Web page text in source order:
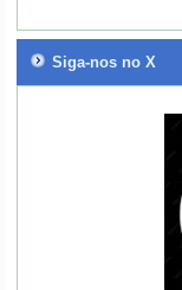
Siga-nos no X